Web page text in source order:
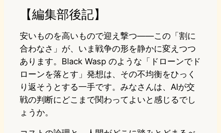
【編集部後記】
安いものを高いもので迎え撃つ――この「割に
合わなさ」が、いま戦争の形を静かに変えつつ
あります。Black Wasp のような「ドローンでド
ローンを落とす」発想は、その不均衡をひっく
り返そうとする一手です。みなさんは、AIが交
戦の判断にどこまで関わってよいと感じるでし
ょうか。